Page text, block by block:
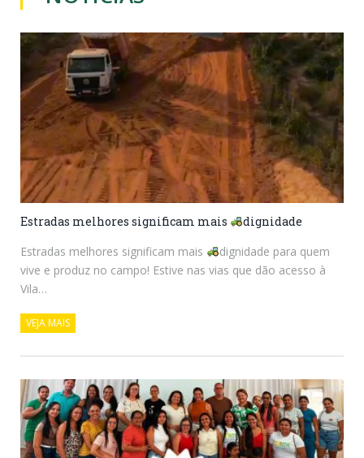
Estradas melhores significam mais
dignidade
Estradas melhores significam mais
dignidade para quem
vive e produz no campo! Estive nas vias que dão acesso à
Vila…
VEJA MAIS